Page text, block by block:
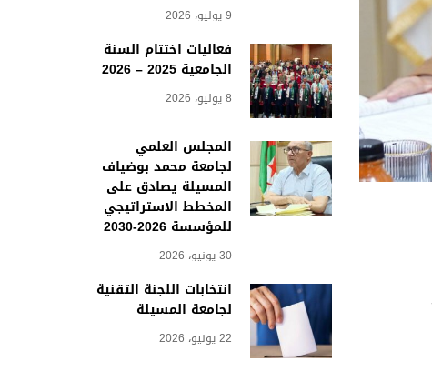
9 يوليو، 2026
فعاليات اختتام السنة
الجامعية 2025 – 2026
8 يوليو، 2026
المجلس العلمي
لجامعة محمد بوضياف
المسيلة يصادق على
المخطط الاستراتيجي
للمؤسسة 2026-2030
30 يونيو، 2026
انتخابات اللجنة التقنية
لجامعة المسيلة
22 يونيو، 2026